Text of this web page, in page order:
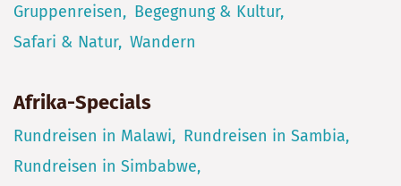
Gruppenreisen
Begegnung & Kultur
Safari & Natur Wandern
Afrika-Specials
Rundreisen in Malawi
Rundreisen in Sambia
Rundreisen in Simbabwe